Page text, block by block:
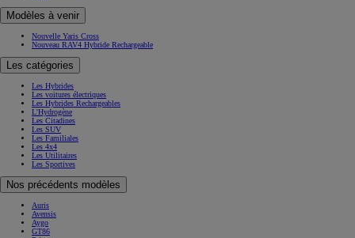
Modèles à venir
Nouvelle Yaris Cross
Nouveau RAV4 Hybride Rechargeable
Les catégories
Les Hybrides
Les voitures électriques
Les Hybrides Rechargeables
L'Hydrogène
Les Citadines
Les SUV
Les Familiales
Les 4x4
Les Utilitaires
Les Sportives
Nos précédents modèles
Auris
Avensis
Aygo
GT86